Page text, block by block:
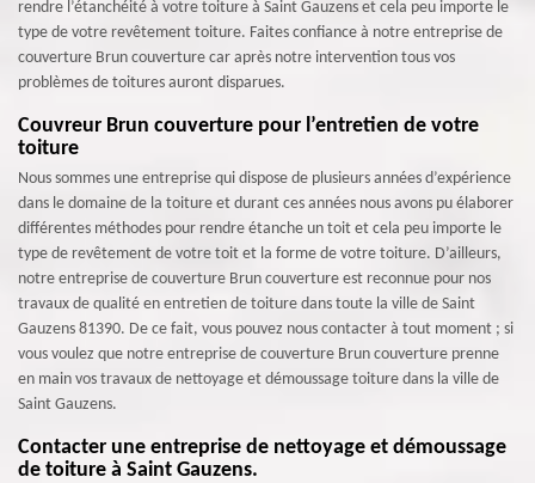
rendre l’étanchéité à votre toiture à Saint Gauzens et cela peu importe le
type de votre revêtement toiture. Faites confiance à notre entreprise de
couverture Brun couverture car après notre intervention tous vos
problèmes de toitures auront disparues.
Couvreur Brun couverture pour l’entretien de votre
toiture
Nous sommes une entreprise qui dispose de plusieurs années d’expérience
dans le domaine de la toiture et durant ces années nous avons pu élaborer
différentes méthodes pour rendre étanche un toit et cela peu importe le
type de revêtement de votre toit et la forme de votre toiture. D’ailleurs,
notre entreprise de couverture Brun couverture est reconnue pour nos
travaux de qualité en entretien de toiture dans toute la ville de Saint
Gauzens 81390. De ce fait, vous pouvez nous contacter à tout moment ; si
vous voulez que notre entreprise de couverture Brun couverture prenne
en main vos travaux de nettoyage et démoussage toiture dans la ville de
Saint Gauzens.
Contacter une entreprise de nettoyage et démoussage
de toiture à Saint Gauzens.